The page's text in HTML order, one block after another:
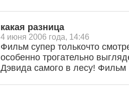
какая разница
4 июня 2006 года, 14:46
Фильм супер толькочто
особенно трогательно
Дэвида самого в лесу!